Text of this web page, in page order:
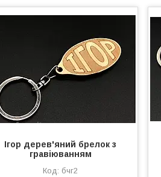
Ігор дерев'яний брелок з
гравіюванням
бчг2